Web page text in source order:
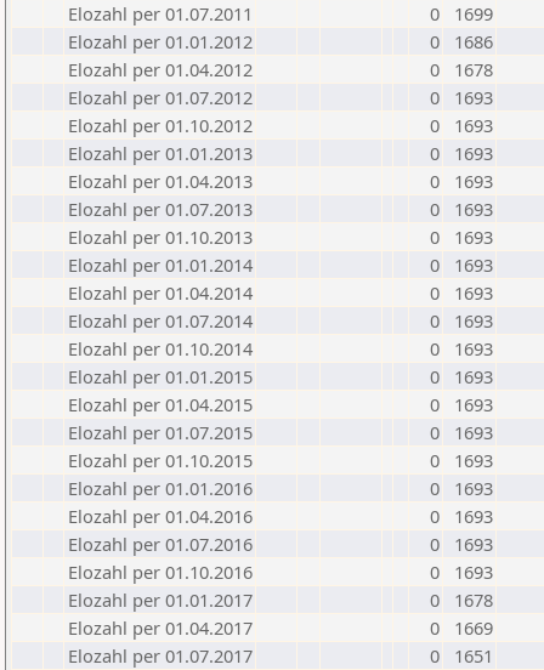
Elozahl per 01.07.2011
0
1699
Elozahl per 01.01.2012
0
1686
Elozahl per 01.04.2012
0
1678
Elozahl per 01.07.2012
0
1693
Elozahl per 01.10.2012
0
1693
Elozahl per 01.01.2013
0
1693
Elozahl per 01.04.2013
0
1693
Elozahl per 01.07.2013
0
1693
Elozahl per 01.10.2013
0
1693
Elozahl per 01.01.2014
0
1693
Elozahl per 01.04.2014
0
1693
Elozahl per 01.07.2014
0
1693
Elozahl per 01.10.2014
0
1693
Elozahl per 01.01.2015
0
1693
Elozahl per 01.04.2015
0
1693
Elozahl per 01.07.2015
0
1693
Elozahl per 01.10.2015
0
1693
Elozahl per 01.01.2016
0
1693
Elozahl per 01.04.2016
0
1693
Elozahl per 01.07.2016
0
1693
Elozahl per 01.10.2016
0
1693
Elozahl per 01.01.2017
0
1678
Elozahl per 01.04.2017
0
1669
Elozahl per 01.07.2017
0
1651